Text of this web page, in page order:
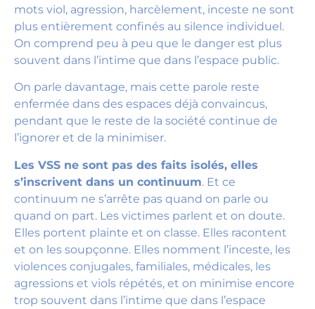
mots viol, agression, harcèlement, inceste ne sont
plus entièrement confinés au silence individuel.
On comprend peu à peu que le danger est plus
souvent dans l’intime que dans l’espace public.
On parle davantage, mais cette parole reste
enfermée dans des espaces déjà convaincus,
pendant que le reste de la société continue de
l’ignorer et de la minimiser.
Les VSS ne sont pas des faits isolés, elles
s’inscrivent dans un continuum. Et ce
continuum ne s’arrête pas quand on parle ou
quand on part. Les victimes parlent et on doute.
Elles portent plainte et on classe. Elles racontent
et on les soupçonne. Elles nomment l’inceste, les
violences conjugales, familiales, médicales, les
agressions et viols répétés, et on minimise encore
trop souvent dans l’intime que dans l’espace